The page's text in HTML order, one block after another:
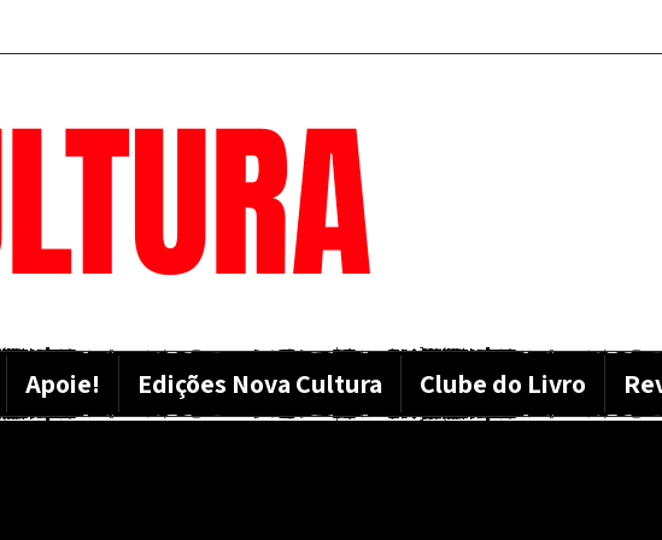
Apoie! Edições Nova Cultura Clube do Livro